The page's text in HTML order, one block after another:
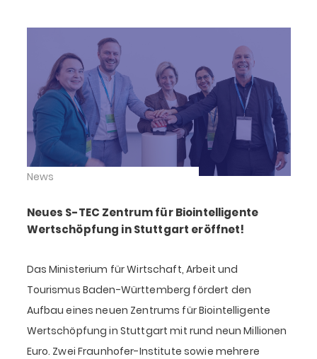
News
Neues S-TEC Zentrum für Biointelligente
Wertschöpfung in Stuttgart eröffnet!
Das Ministerium für Wirtschaft, Arbeit und
Tourismus Baden-Württemberg fördert den
Aufbau eines neuen Zentrums für Biointelligente
Wertschöpfung in Stuttgart mit rund neun Millionen
Euro. Zwei Fraunhofer-Institute sowie mehrere